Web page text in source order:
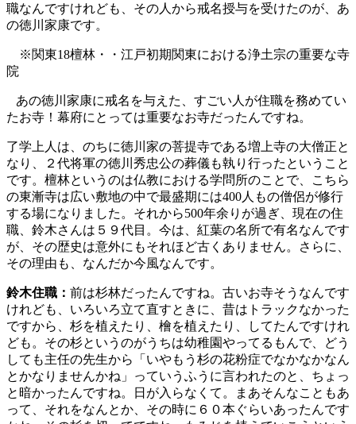
職なんですけれども、その人から戒名授与を受けたのが、あ
の徳川家康です。
※関東18檀林・・江戸初期関東における浄土宗の重要な寺
院
あの徳川家康に戒名を与えた、すごい人が住職を務めてい
たお寺！幕府にとっては重要なお寺だったんですね。
了学上人は、のちに徳川家の菩提寺である増上寺の大僧正と
なり、２代将軍の徳川秀忠公の葬儀も執り行ったということ
です。檀林というのは仏教における学問所のことで、こちら
の東漸寺は広い敷地の中で最盛期には400人もの僧侶が修行
する場になりました。それから500年余りが過ぎ、現在の住
職、鈴木さんは５９代目。今は、紅葉の名所で有名なんです
が、その歴史は意外にもそれほど古くありません。さらに、
その理由も、なんだか今風なんです。
鈴木住職： 前は杉林だったんですね。古いお寺そうなんです
けれども、いろいろ立て直すときに、昔はトラックなかった
ですから、杉を植えたり、檜を植えたり、してたんですけれ
ども。その杉というのがうちは幼稚園やってるもんで、どう
しても主任の先生から「いやもう杉の花粉症でなかなかなん
とかなりませんかね」っていうふうに言われたのと、ちょっ
と暗かったんですね。日が入らなくて。まあそんなこともあ
って、それをなんとか、その時に６０本ぐらいあったんです